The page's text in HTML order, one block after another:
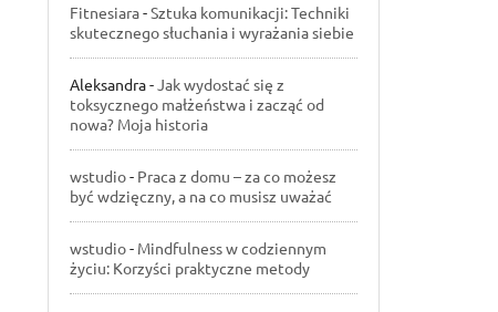
Fitnesiara-Sztuka komunikacji: Techniki
skutecznego słuchania i wyrażania siebie
Aleksandra-Jak wydostać się z
toksycznego małżeństwa i zacząć od
nowa? Moja historia
wstudio- Praca z domu – za co możesz
być wdzięczny, a na co musisz uważać
wstudio- Mindfulness w codziennym
życiu: Korzyści praktyczne metody